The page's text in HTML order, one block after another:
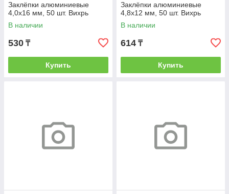
Заклёпки алюминиевые
4,0х16 мм, 50 шт. Вихрь
В наличии
530 ₸
Купить
Заклёпки алюминиевые
4,8х12 мм, 50 шт. Вихрь
В наличии
614 ₸
Купить